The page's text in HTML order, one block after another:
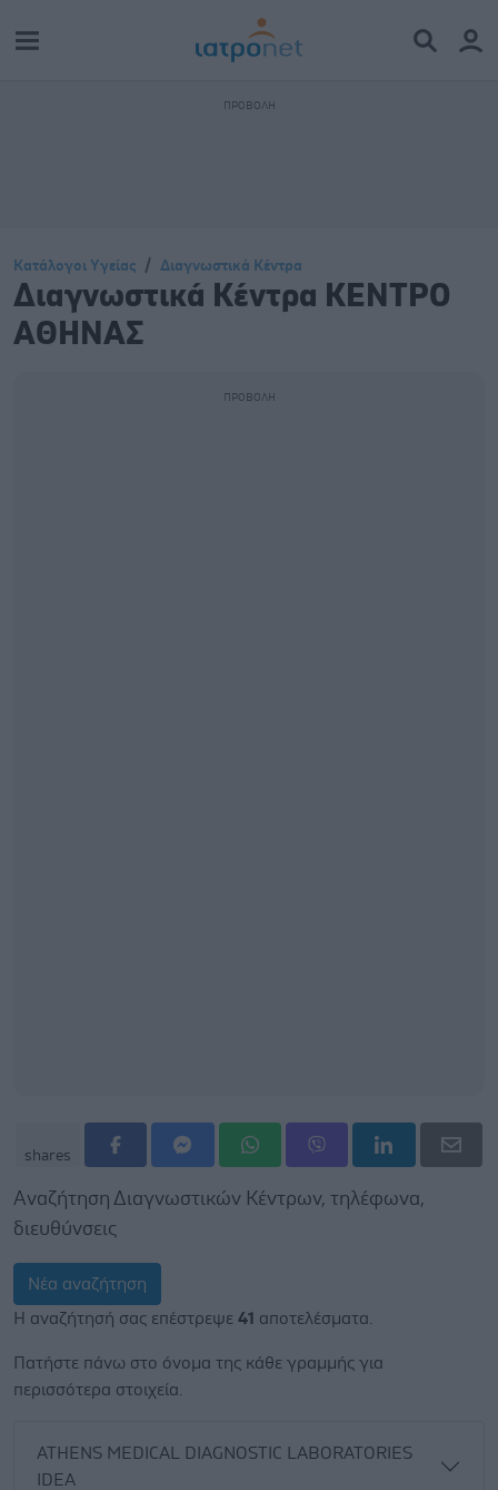
Κατάλογοι Υγείας Διαγνωστικά Κέντρα
Διαγνωστικά Κέντρα ΚΕΝΤΡΟ
ΑΘΗΝΑΣ
shares
Αναζήτηση Διαγνωστικών Κέντρων, τηλέφωνα,
διευθύνσεις
Νέα αναζήτηση
Η αναζήτησή σας επέστρεψε 41 αποτελέσματα.
Πατήστε πάνω στο όνομα της κάθε γραμμής για
περισσότερα στοιχεία.
ATHENS MEDICAL DIAGNOSTIC LABORATORIES
IDEA